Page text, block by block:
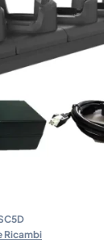
Ricambi